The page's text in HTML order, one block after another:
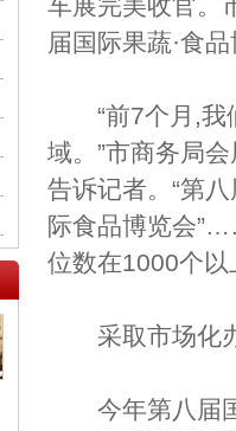
车展完美收官。
届国际果蔬·食
“前7个月,我
域。”市商务局
告诉记者。“第
际食品博览会
位数在1000个
采取市场化
今年第八届国